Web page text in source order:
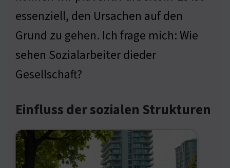
essenziell, den Ursachen auf den
Grund zu gehen. Ich frage mich: Wie
sehen Sozialarbeiter dieder
Gesellschaft?
Einfluss der sozialen Strukturen